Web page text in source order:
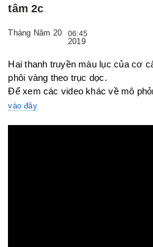
tâm 2c
Tháng Năm 20 06:45
2019
Hai thanh truyền màu lục của cơ
phôi vàng theo trục dọc.
Để xem các video khác về mô
vào đây